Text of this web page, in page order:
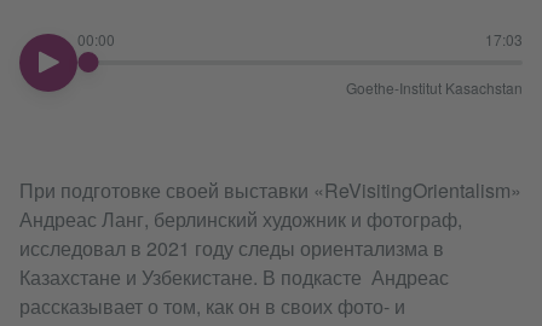
00:00
17:03
00:00
Goethe-Institut Kasachstan
При подготовке своей выставки «ReVisitingOrientalism»
Андреас Ланг, берлинский художник и фотограф,
исследовал в 2021 году следы ориентализма в
Казахстане и Узбекистане. В подкасте Андреас
рассказывает о том, как он в своих фото- и